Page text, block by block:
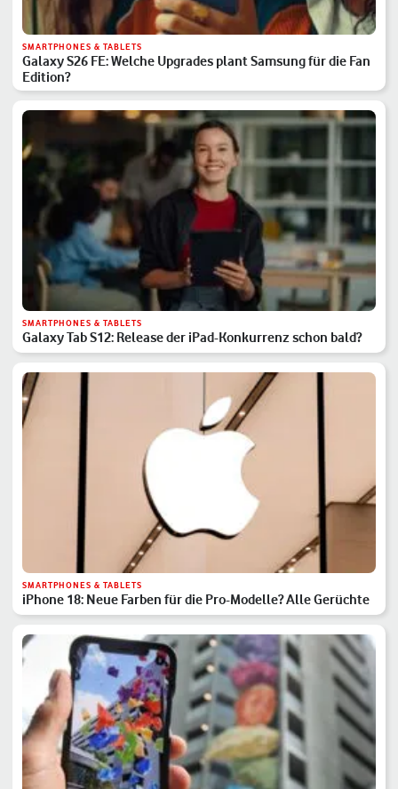
SMARTPHONES & TABLETS
Galaxy S26 FE: Welche Upgrades plant Samsung für die Fan
Edition?
SMARTPHONES & TABLETS
Galaxy Tab S12: Release der iPad-Konkurrenz schon bald?
SMARTPHONES & TABLETS
iPhone 18: Neue Farben für die Pro-Modelle? Alle Gerüchte